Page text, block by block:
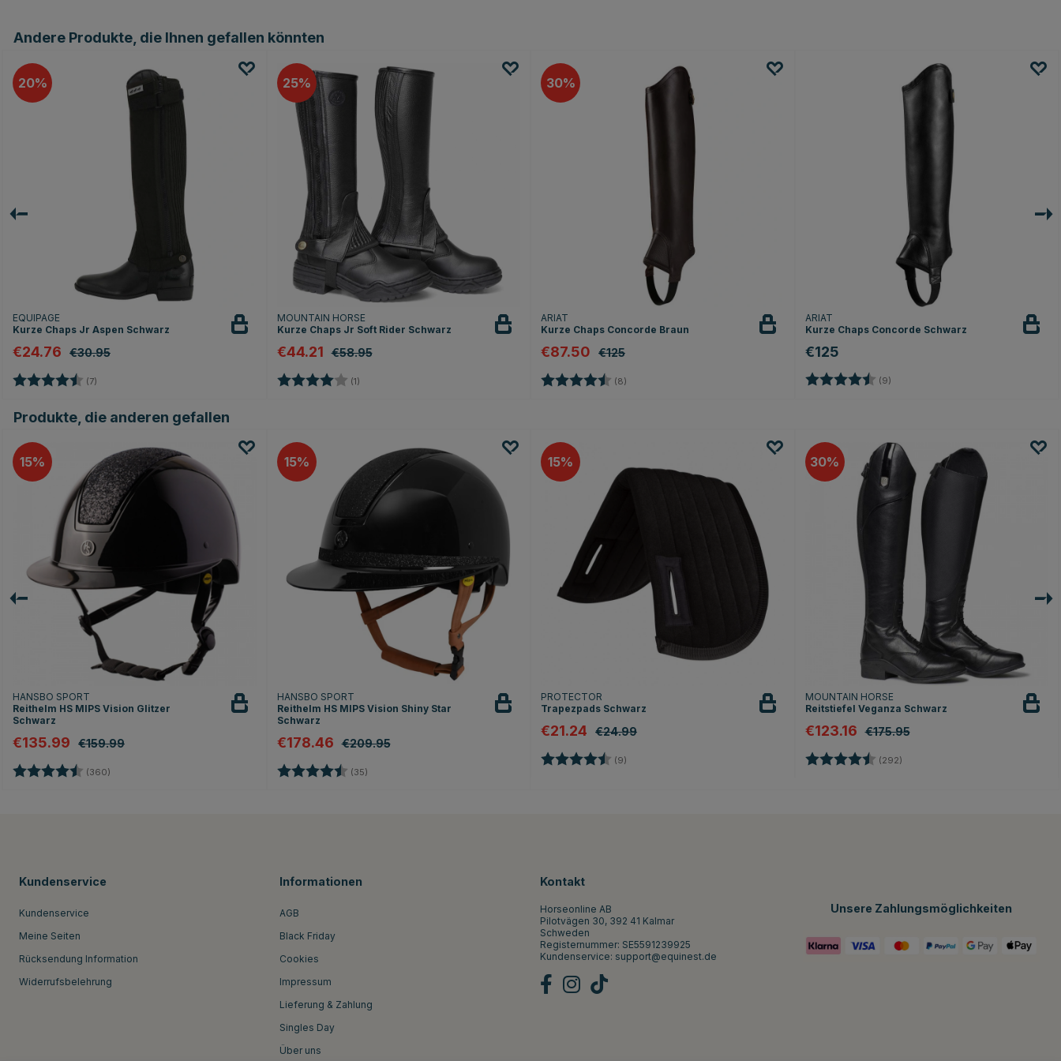
Andere Produkte, die Ihnen gefallen könnten
20
EQUIPAGE
Kurze Chaps Jr Aspen Schwarz
€24.76 €30.95
Bewertung: (7)
25
MOUNTAIN HORSE
Kurze Chaps Jr Soft Rider Schwarz
€44.21 €58.95
Bewertung: (1)
30
ARIAT
Kurze Chaps Concorde Braun
€87.50 €125
Bewertung: (8)
ARIAT
Kurze Chaps Concorde Schwarz
€125
Bewertung: (9)
Produkte, die anderen gefallen
15
HANSBO SPORT
Reithelm HS MIPS Vision Glitzer
Schwarz
€135.99 €159.99
Bewertung: (360)
15
HANSBO SPORT
Reithelm HS MIPS Vision Shiny Star
Schwarz
€178.46 €209.95
Bewertung: (35)
15
PROTECTOR
Trapezpads Schwarz
€21.24 €24.99
Bewertung: (9)
30
MOUNTAIN HORSE
Reitstiefel Veganza Schwarz
€123.16 €175.95
Bewertung: (292)
Kundenservice
Kundenservice
Meine Seiten
Rücksendung Information
Widerrufsbelehrung
Informationen
AGB
Black Friday
Cookies
Impressum
Lieferung & Zahlung
Singles Day
Über uns
Kontakt
Horseonline AB
Pilotvägen 30, 392 41 Kalmar
Schweden
Registernummer: SE5591239925
Kundenservice: support@equinest.de
Unsere Zahlungsmöglichkeiten